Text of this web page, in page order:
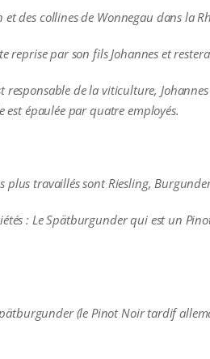
des collines de Wonnegau dans la
reprise par son fils Johannes et
de la viticulture,
épaulée par quatre employés.
plus travaillés sont Riesling,
: Le Spätburgunder qui est un
(le Pinot Noir tardif